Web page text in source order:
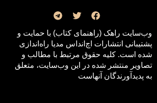
وب‌سایت راهک (راهنمای کتاب) با حمایت و
پشتیبانی انتشارات اچ‌اند‌اس مدیا راه‌اندازی
شده است. کلیه حقوق مرتبط با مطالب و
تصاویر منتشر شده در این وب‌سایت، متعلق
به پدیدآورندگان آنهاست